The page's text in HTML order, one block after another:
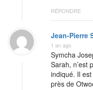
RÉPONDRE
Jean-Pierre
1 an ago
Symcha
Sarah, n’est
indiqué. Il
près de